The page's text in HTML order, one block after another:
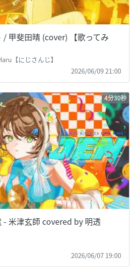
/ 甲斐田晴 (cover) 【歌ってみ
【にじさんじ】
2026/06/09 21:00
4分30秒
- 米津玄師 covered by 明透
2026/06/07 19:00